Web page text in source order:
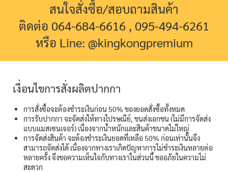
สนใจสั่งซื้อ/สอบถามสินค้า
ติดต่อ 064-684-6616 , 095-494-6261
หรือ Line: @kingkongpremium
เงื่อนไขการสั่งผลิตปากกา
การสั่งซื้อจะต้องชำระเงินก่อน 50% ของยอดสั่งซื้อทั้งหมด
การรับปากกา จะจัดส่งให้ทางไปรษณีย์, ขนส่งเอกชน (ไม่มีการจัดส่ง
แบบแมสเซนเจอร์) เนื่องจากน้ำหนักและสินค้าขนาดไม่ใหญ่
การจัดส่งสินค้า จะต้องชำระเงินยอดที่เหลือ 50% ก่อนเท่านั้นจึง
สามารถจัดส่งได้ เนื่องจากทางเราเกิดปัญหาการไม่ชำระเงินหลายต่อ
หลายครั้ง จึงขอความเห็นใจกับทางเราในส่วนนี้ ขออภัยในความไม่
สะดวก